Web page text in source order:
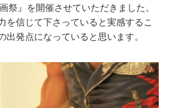
祭』を開催させていただきました。
を信じて下さっていると実感するこ
発点になっていると思います。